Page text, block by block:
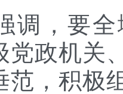
，要全
党政机关
范，积极